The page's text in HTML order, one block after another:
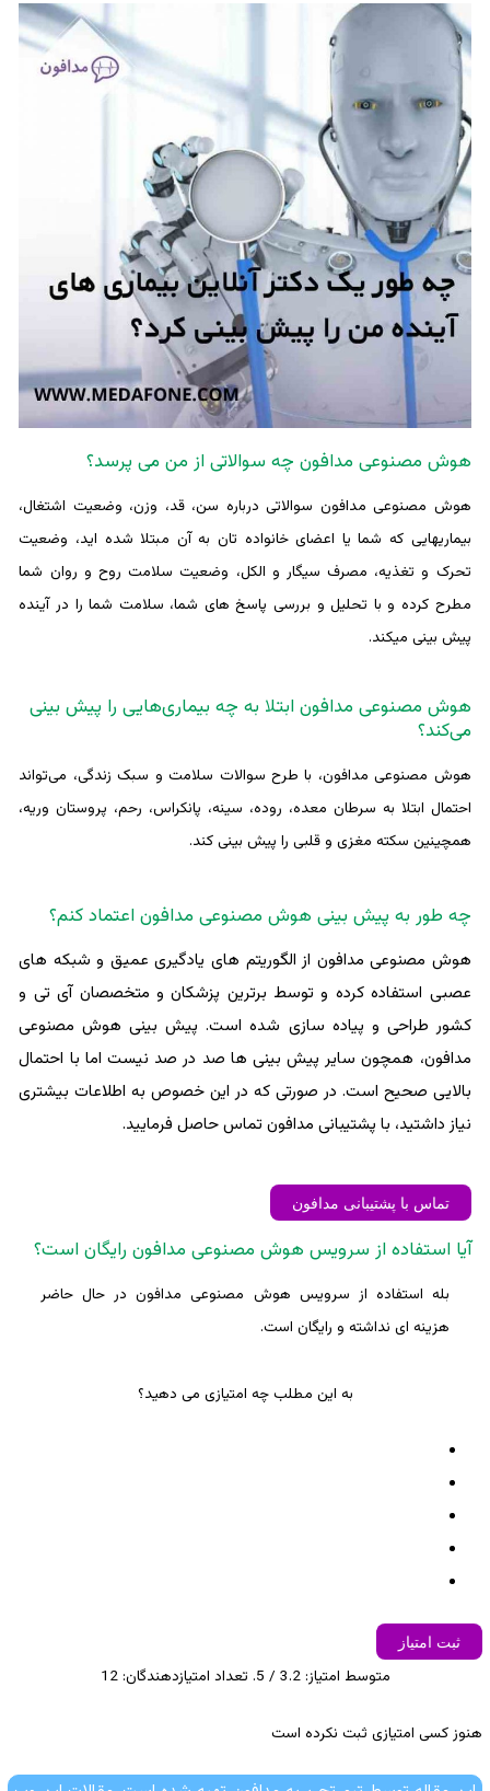
هوش مصنوعی مدافون چه سوالاتی از من می پرسد؟
هوش مصنوعی مدافون سوالاتی درباره سن، قد، وزن، وضعیت اشتغال،
بیماریهایی که شما یا اعضای خانواده تان به آن مبتلا شده اید، وضعیت
تحرک و تغذیه، مصرف سیگار و الکل، وضعیت سلامت روح و روان شما
مطرح کرده و با تحلیل و بررسی پاسخ های شما، سلامت شما را در آینده
پیش بینی میکند.
هوش مصنوعی مدافون ابتلا به چه بیماری‌هایی را پیش بینی
می‌کند؟
هوش مصنوعی مدافون، با طرح سوالات سلامت و سبک زندگی، می‌تواند
احتمال ابتلا به سرطان معده، روده، سینه، پانکراس، رحم، پروستان وریه،
همچینین سکته مغزی و قلبی را پیش بینی کند.
چه طور به پیش بینی هوش مصنوعی مدافون اعتماد کنم؟
هوش مصنوعی مدافون از الگوریتم های یادگیری عمیق و شبکه های
عصبی استفاده کرده و توسط برترین پزشکان و متخصصان آی تی و
کشور طراحی و پیاده سازی شده است. پیش بینی هوش مصنوعی
مدافون، همچون سایر پیش بینی ها صد در صد نیست اما با احتمال
بالایی صحیح است. در صورتی که در این خصوص به اطلاعات بیشتری
نیاز داشتید، با پشتیبانی مدافون تماس حاصل فرمایید.
تماس با پشتیبانی مدافون
آیا استفاده از سرویس هوش مصنوعی مدافون رایگان است؟
بله استفاده از سرویس هوش مصنوعی مدافون در حال حاضر
هزینه ای نداشته و رایگان است.
به این مطلب چه امتیازی می دهید؟
ثبت امتیاز
متوسط امتیاز:3.2 / 5. تعداد امتیازدهندگان: 12
هنوز کسی امتیازی ثبت نکرده است